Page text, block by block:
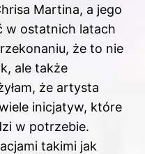
Martina, a jego
w ostatnich latach
że to nie
ale także
że artysta
inicjatyw, które
w potrzebie.
takimi jak